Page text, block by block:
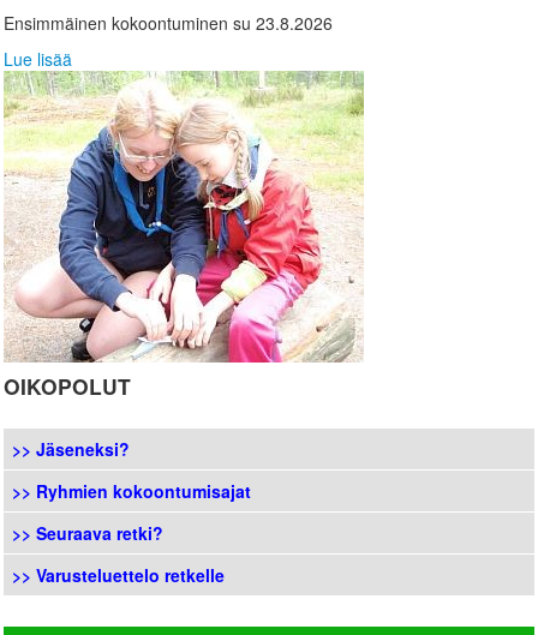
Ensimmäinen kokoontuminen su 23.8.2026
Lue lisää
OIKOPOLUT
>> Jäseneksi?
>> Ryhmien kokoontumisajat
>> Seuraava retki?
>> Varusteluettelo retkelle